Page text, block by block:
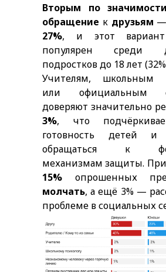
Вторым по
обращение к друзьям —
27%, и этот вариант
популярен среди
подростков до 18 лет
Учителям, школьным
или официальным
доверяют значительно
3%, что
готовность детей и
обращаться к
механизмам защиты. При
15% опрошенных
молчать, а ещё 3% —
проблеме в социальных